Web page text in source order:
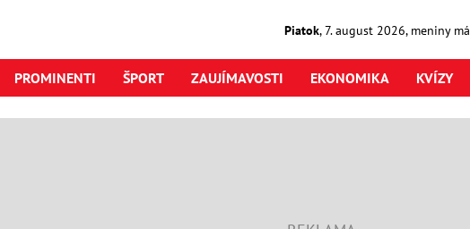
Piatok,7. august2026, meniny má
PROMINENTI ŠPORT ZAUJÍMAVOSTI EKONOMIKA KVÍZY